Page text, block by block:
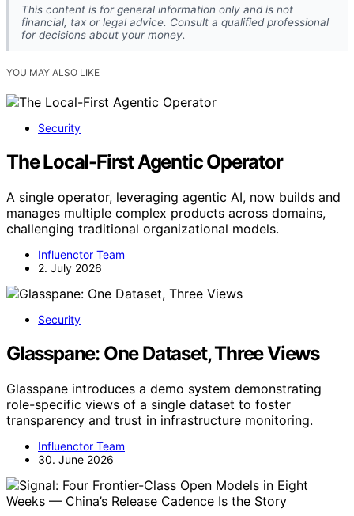
This content is for general information only and is not
financial, tax or legal advice. Consult a qualified professional
for decisions about your money.
YOU MAY ALSO LIKE
Security
The Local-First Agentic Operator
A single operator, leveraging agentic AI, now builds and
manages multiple complex products across domains,
challenging traditional organizational models.
Influenctor Team
2. July 2026
Security
Glasspane: One Dataset, Three Views
Glasspane introduces a demo system demonstrating
role-specific views of a single dataset to foster
transparency and trust in infrastructure monitoring.
Influenctor Team
30. June 2026